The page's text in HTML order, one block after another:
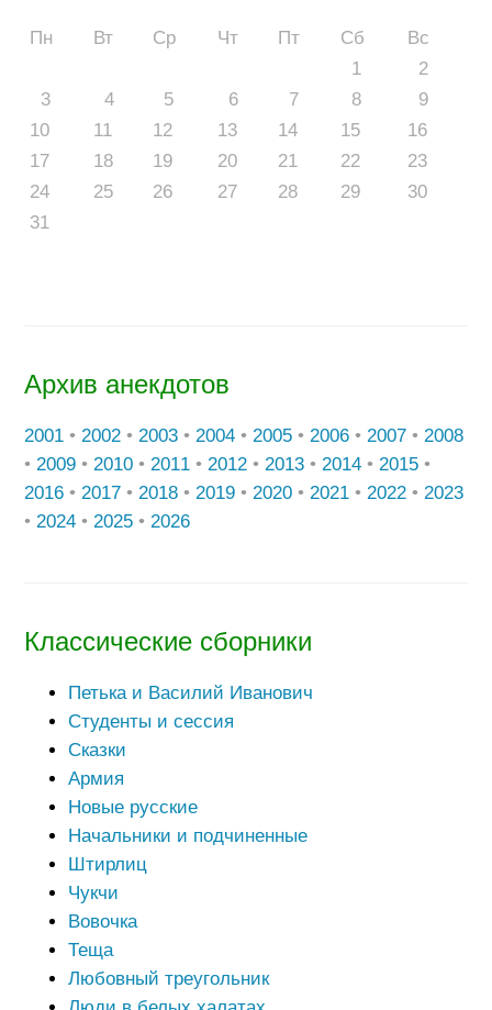
Пн Вт Ср Чт Пт Сб
Вс
1
2
3
4 5 6 7 8
9
10
11 12 13 14 15
16
17
18 19 20 21 22
23
24
25 26 27 28 29
30
31
Архив анекдотов
2001 • 2002 • 2003 • 2004 • 2005 • 2006 • 2007 • 2008
• 2009 • 2010 • 2011 • 2012 • 2013 • 2014 • 2015 •
2016 • 2017 • 2018 • 2019 • 2020 • 2021 • 2022 • 2023
• 2024 • 2025 • 2026
Классические сборники
Петька и Василий Иванович
Студенты и сессия
Сказки
Армия
Новые русские
Начальники и подчиненные
Штирлиц
Чукчи
Вовочка
Теща
Любовный треугольник